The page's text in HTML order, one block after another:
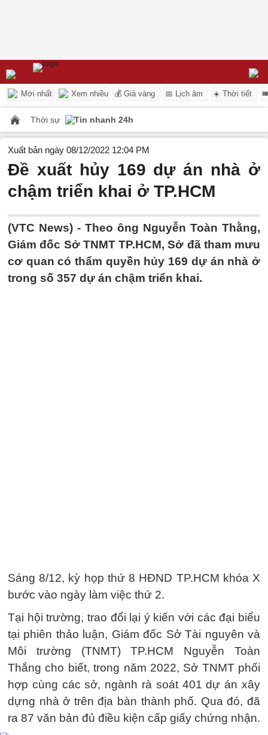
Mới nhất Xem nhiều 💰 Giá vàng 📅 Lịch âm ☀️ Thời tiết
Thời sự Tin nhanh 24h
Xuất bản ngày 08/12/2022 12:04 PM
Đề xuất hủy 169 dự án nhà ở
chậm triển khai ở TP.HCM
(VTC News) - Theo ông Nguyễn Toàn Thằng,
Giám đốc Sở TNMT TP.HCM, Sở đã tham mưu
cơ quan có thẩm quyền hủy 169 dự án nhà ở
trong số 357 dự án chậm triển khai.
Sáng 8/12, kỳ họp thứ 8 HĐND TP.HCM khóa X
bước vào ngày làm việc thứ 2.
Tại hội trường, trao đổi lại ý kiến với các đại biểu
tại phiên thảo luận, Giám đốc Sở Tài nguyên và
Môi trường (TNMT) TP.HCM Nguyễn Toàn
Thắng cho biết, trong năm 2022, Sở TNMT phối
hợp cùng các sở, ngành rà soát 401 dự án xây
dựng nhà ở trên địa bàn thành phố. Qua đó, đã
ra 87 văn bản đủ điều kiện cấp giấy chứng nhận.